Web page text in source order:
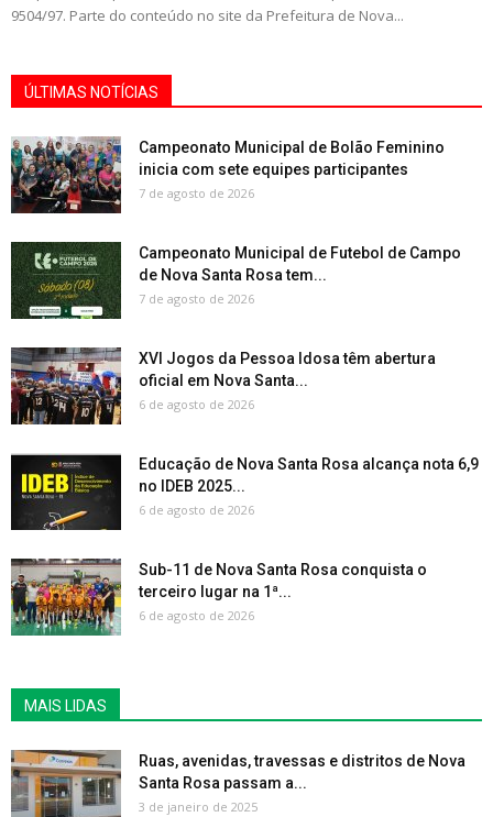
9504/97. Parte do conteúdo no site da Prefeitura de Nova...
ÚLTIMAS NOTÍCIAS
Campeonato Municipal de Bolão Feminino
inicia com sete equipes participantes
7 de agosto de 2026
Campeonato Municipal de Futebol de Campo
de Nova Santa Rosa tem...
7 de agosto de 2026
XVI Jogos da Pessoa Idosa têm abertura
oficial em Nova Santa...
6 de agosto de 2026
Educação de Nova Santa Rosa alcança nota 6,9
no IDEB 2025...
6 de agosto de 2026
Sub-11 de Nova Santa Rosa conquista o
terceiro lugar na 1ª...
6 de agosto de 2026
MAIS LIDAS
Ruas, avenidas, travessas e distritos de Nova
Santa Rosa passam a...
3 de janeiro de 2025